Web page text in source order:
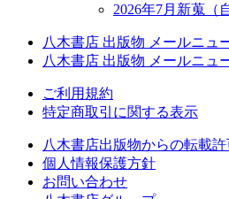
2026年7月新蒐（
八木書店 出版物 メールニュ
八木書店 出版物 メールニュ
ご利用規約
特定商取引に関する表示
八木書店出版物からの転載
個人情報保護方針
お問い合わせ